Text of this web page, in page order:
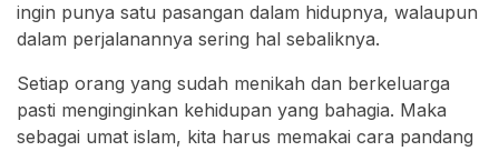
ingin punya satu pasangan dalam hidupnya, walaupun
dalam perjalanannya sering hal sebaliknya.
Setiap orang yang sudah menikah dan berkeluarga
pasti menginginkan kehidupan yang bahagia. Maka
sebagai umat islam, kita harus memakai cara pandang